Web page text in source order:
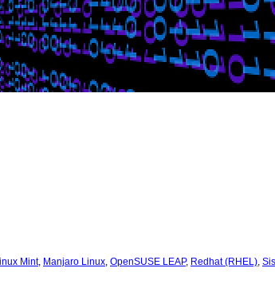
Mint, Manjaro Linux, OpenSUSE LEAP, Redhat (RHEL),